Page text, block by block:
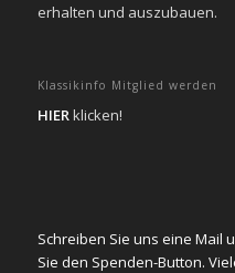
erhalten und auszubauen.
Klassikinfo Mitglied werden
HIERklicken!
Schreiben Sie uns eine Mail
Sie den Spenden-Button.